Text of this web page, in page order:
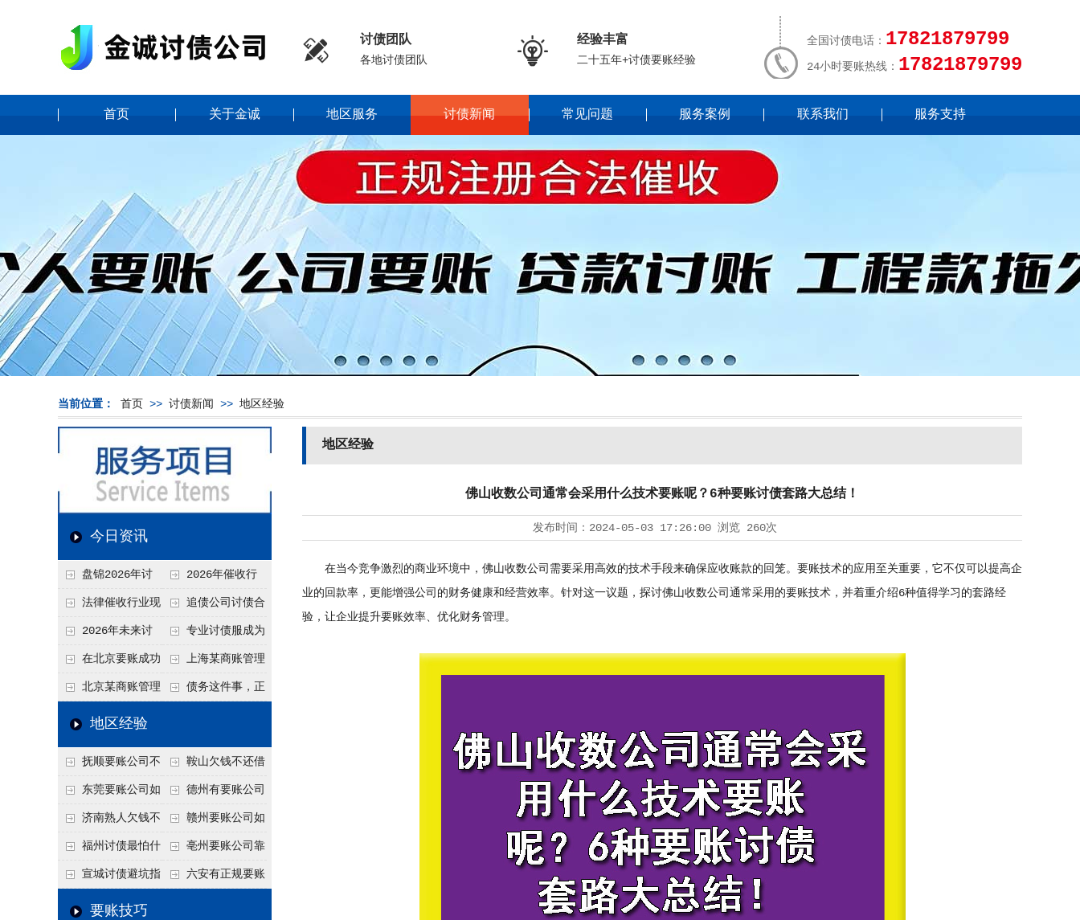
 讨债团队
各地讨债团队  经验丰富
二十五年+讨债要账经验
全国讨债电话： 17821879799
24小时要账热线： 17821879799
首页 关于金诚 地区服务 讨债新闻 常见问题 服务案例 联系我们 服务支持
当前位置： 首页 >> 讨债新闻 >> 地区经验
今日资讯
盘锦2026年讨
债新趋势
2026年催收行
业发展现状、竞争格
局及未来趋势分析
法律催收行业现
状、合规痛点与未来
发展趋势深度解析
追债公司讨债合
法方法总结
2026年未来讨
债要账公司发展趋势
专业讨债服成为
2026年的发展趋势
在北京要账成功
率高吗？未来追账公
司发展趋势引发行业
上海某商账管理
机构聚焦合规服务
北京某商账管理
服务机构持续提升合
力企业化解应收账款
难题
债务这件事，正
地区经验
抚顺要账公司不
敢透漏的追回方法是
什么？
鞍山欠钱不还借
口太多？2026年这3
句反问话术，直接把
他后路堵死
东莞要账公司如
何有效要账讨债？20
26年合法追债经验总
结！
德州有要账公司
吗？如何合法讨债才
不沾风险？
济南熟人欠钱不
还？
赣州要账公司如
何有效讨债？合法追
债四步秘籍
福州讨债最怕什
么？2026年这两个关
键细节，做错就很难
亳州要账公司靠
谱吗？合法讨债四步
宣城讨债避坑指
南：2026年这2个细
六安有正规要账
要账技巧
地区经验
佛山收数公司通常会采用什么技术要账呢？6种要账讨债套路大总结！
发布时间： 2024-05-03 17:26:00 浏览 260次
在当今竞争激烈的商业环境中，佛山收数公司需要采用高效的技术手段来确保应收账款的回笼。要账技术的应用至关重要，它不仅可以提高企
业的回款率，更能增强公司的财务健康和经营效率。针对这一议题，探讨佛山收数公司通常采用的要账技术，并着重介绍6种值得学习的套路经
验，让企业提升要账效率、优化财务管理。